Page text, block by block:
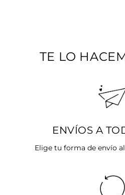
TE LO
ENVÍOS A
Elige tu forma de envío